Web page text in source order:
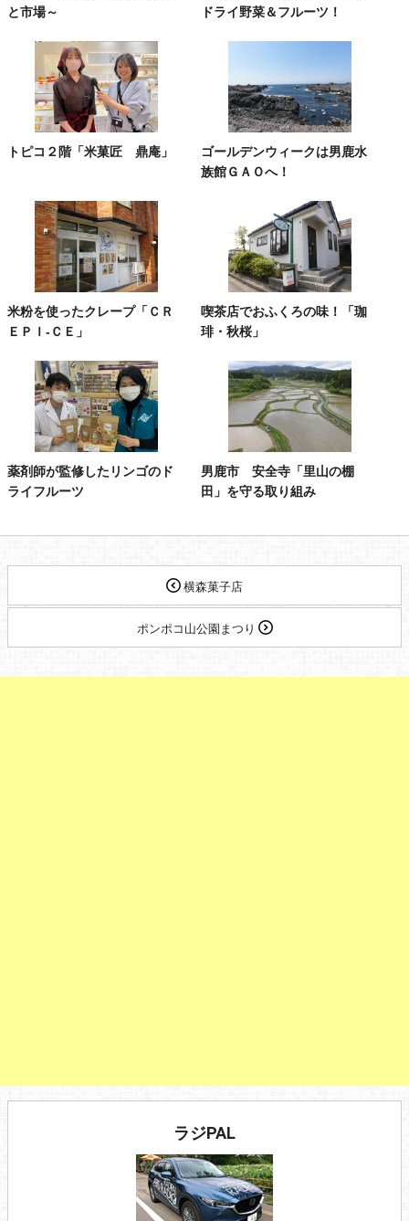
と市場～
ドライ野菜＆フルーツ！
トピコ２階「米菓匠 鼎庵」
ゴールデンウィークは男鹿水
族館ＧＡＯへ！
米粉を使ったクレープ「ＣＲ
ＥＰＩ‐ＣＥ」
喫茶店でおふくろの味！「珈
琲・秋桜」
薬剤師が監修したリンゴのド
ライフルーツ
男鹿市 安全寺「里山の棚
田」を守る取り組み
横森菓子店
ポンポコ山公園まつり
ラジPAL